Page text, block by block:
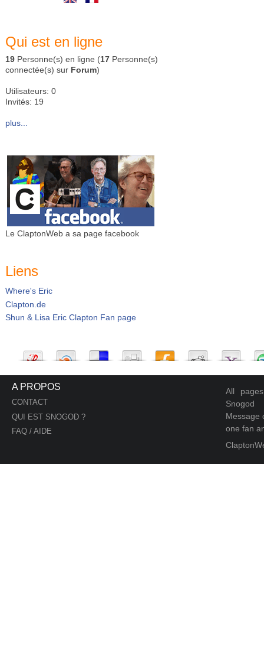
Qui est en ligne
19 Personne(s) en ligne (17 Personne(s)
connectée(s) sur Forum)
Utilisateurs: 0
Invités: 19
plus...
Le ClaptonWeb a sa page facebook
Liens
Where's Eric
Clapton.de
Shun & Lisa Eric Clapton Fan page
A PROPOS
CONTACT
QUI EST SNOGOD ?
FAQ / AIDE
All
Snogod
Message
one fan